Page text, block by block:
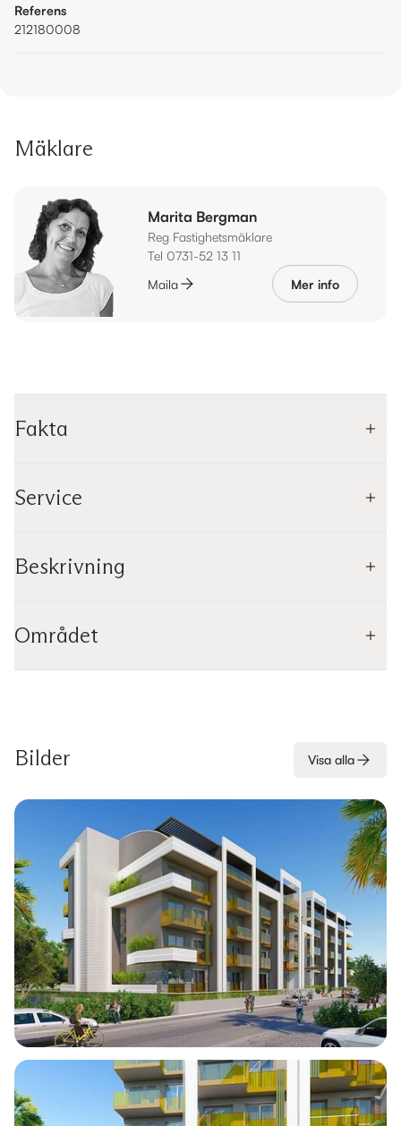
Referens
212180008
Mäklare
Marita Bergman
Reg Fastighetsmäklare
Tel 0731-52 13 11
Maila
Mer info
Fakta
Service
Beskrivning
Området
Bilder Visa alla